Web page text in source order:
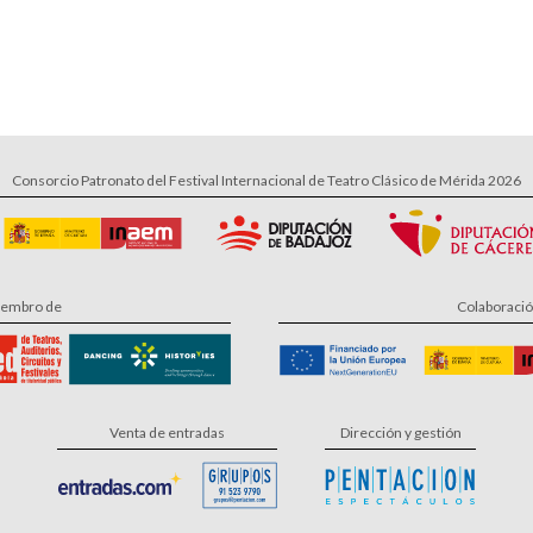
Consorcio Patronato del Festival Internacional de Teatro Clásico de Mérida 2026
de
Venta de entradas Dirección y gestión